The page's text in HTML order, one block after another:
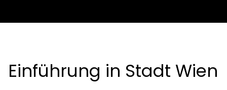
Einführung in Stadt Wien